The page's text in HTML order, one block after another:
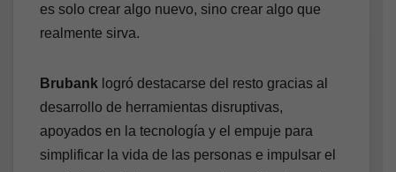
es solo crear algo nuevo, sino crear algo que
realmente sirva.
Brubank logró destacarse del resto gracias al
desarrollo de herramientas disruptivas,
apoyados en la tecnología y el empuje para
simplificar la vida de las personas e impulsar el